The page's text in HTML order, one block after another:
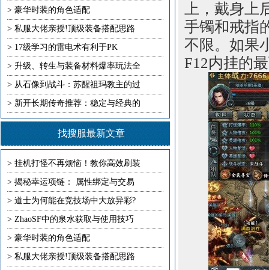
上，戴身
手镯和戒指
不限。如果
F12内挂的
> 豪华时装的角色适配
> 私服大佬亲授!顶级装备搭配思路
> 17级学习的雷电术有利于PK
> 升级、转生与装备材料爆率玩法全
> 从石像到战斗：苏醒祖玛教主的过
> 新开长期传奇推荐：稳定与经典的
找搜服最新文章
> 挂机打怪不再烦恼！教你高效刷装
> 揭秘幸运项链： 属性绑定与交易
> 道士为何能在竞技场中大放异彩?
> ZhaoSF中的泉水获取与使用技巧
> 豪华时装的角色适配
> 私服大佬亲授!顶级装备搭配思路